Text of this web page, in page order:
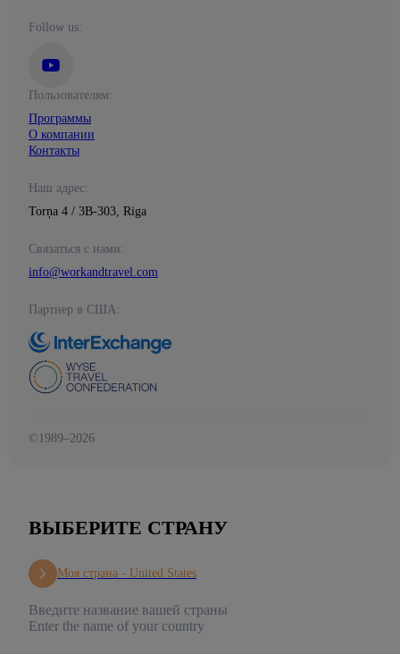
Follow us:
Пользователям:
Программы
О компании
Контакты
Наш адрес:
Torņa 4 / 3B-303, Riga
Связаться с нами:
info@workandtravel.com
Партнер в США:
©1989–2026
ВЫБЕРИТЕ СТРАНУ
Моя страна - United States
Введите название вашей страны
Enter the name of your country